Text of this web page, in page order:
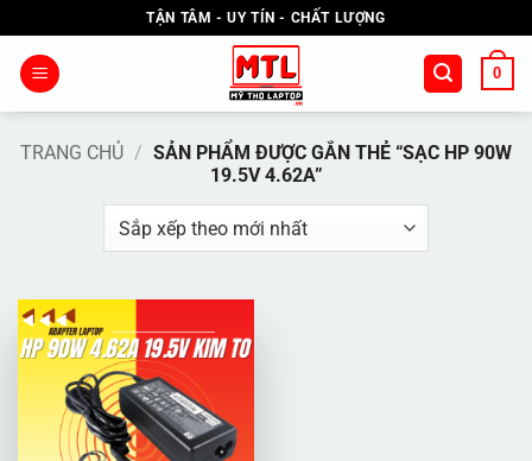
qua
nội
TẬN TÂM - UY TÍN - CHẤT LƯỢNG
0
TRANG CHỦ / SẢN PHẨM ĐƯỢC GẮN THẺ “SẠC HP 90W
19.5V 4.62A”